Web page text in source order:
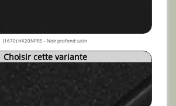
(1670) HX20NPRS – Noir profond satin
Choisir cette variante